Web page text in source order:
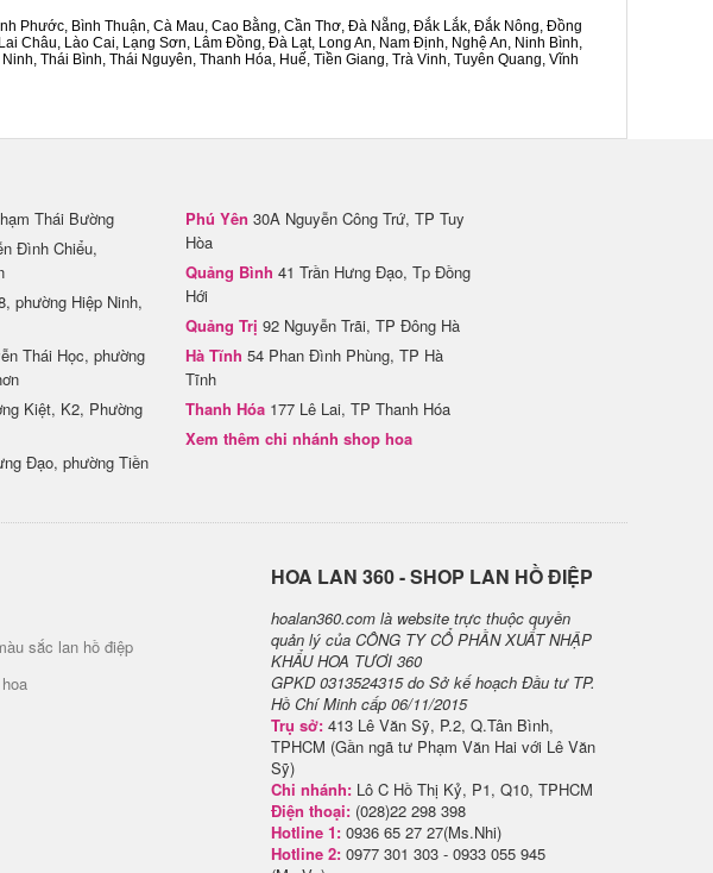
Phước, Bình Thuận, Cà Mau, Cao Bằng, Cần Thơ, Đà Nẵng, Đắk Lắk, Đắk Nông, Đồng
Châu, Lào Cai, Lạng Sơn, Lâm Đồng, Đà Lạt, Long An, Nam Định, Nghệ An, Ninh Bình,
Thái Bình, Thái Nguyên, Thanh Hóa, Huế, Tiền Giang, Trà Vinh, Tuyên Quang, Vĩnh
Thái Bường
Đình Chiểu,
phường Hiệp Ninh,
Thái Học, phường
Kiệt, K2, Phường
Đạo, phường Tiền
Phú Yên 30A Nguyễn Công Trứ, TP Tuy
Hòa
Quảng Bình 41 Trần Hưng Đạo, Tp Đồng
Hới
Quảng Trị 92 Nguyễn Trãi, TP Đông Hà
Hà Tĩnh 54 Phan Đình Phùng, TP Hà
Tĩnh
Thanh Hóa 177 Lê Lai, TP Thanh Hóa
Xem thêm chi nhánh shop hoa
sắc lan hồ điệp
H​OA LAN 360 - SHOP LAN HỒ ĐIỆP
hoalan360.com là website trực thuộc quyền
quản lý của CÔNG TY CỔ PHẦN XUẤT NHẬP
KHẨU HOA TƯƠI 360
GPKD 0313524315 do Sở kế hoạch Đầu tư TP.
Hồ Chí Minh cấp 06/11/2015
Trụ sở: 413 Lê Văn Sỹ, P.2, Q.Tân Bình,
TPHCM (Gần ngã tư Phạm Văn Hai với Lê Văn
Sỹ)
Chi nhánh: Lô C Hồ Thị Kỷ, P1, Q10, TPHCM
Điện thoại: (028)22 298 398
Hotline 1: 0936 65 27 27(Ms.Nhi)
Hotline 2: 0977 301 303 - 0933 055 945